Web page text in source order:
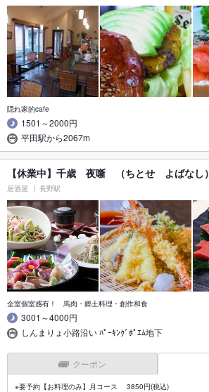
隠れ家的cafe
1501～2000円
平田駅から2067m
【休業中】千歳 夜噺 （ちとせ よばなし）
居酒屋 長野駅
全室個室感有！ 馬肉・郷土料理・創作和食
3001～4000円
しんまりょ小路沿い ﾊﾟｰｷﾝｸﾞﾎﾟｴﾑ地下
クーポン
※要予約【お料理のみ】月コース 3850円(税込)